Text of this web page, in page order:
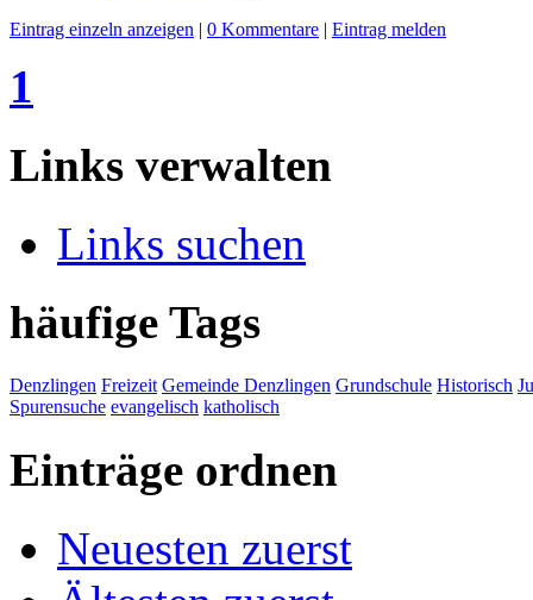
Eintrag einzeln anzeigen | 0 Kommentare | Eintrag melden
1
Links verwalten
Links suchen
häufige Tags
Denzlingen Freizeit Gemeinde Denzlingen Grundschule Historisch
Spurensuche evangelisch katholisch
Einträge ordnen
Neuesten zuerst